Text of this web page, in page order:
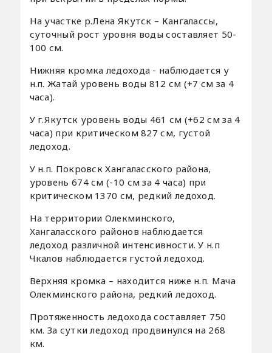
На участке р.Лена Якутск – Кангалассы,
суточный рост уровня воды составляет 50-
100 см.
Нижняя кромка ледохода - наблюдается у
н.п. Жатай уровень воды 812 см (+7 см за 4
часа).
У г.Якутск уровень воды 461 см (+62 см за 4
часа) при критическом 827 см, густой
ледоход.
У н.п. Покровск Хангаласского района,
уровень 674 см (-10 см за 4 часа) при
критическом 1370 см, редкий ледоход.
На территории Олекминского,
Хангаласского районов наблюдается
ледоход различной интенсивности. У н.п
Чкалов наблюдается густой ледоход.
Верхняя кромка – находится ниже н.п. Мача
Олекминского района, редкий ледоход.
Протяженность ледохода составляет 750
км. За сутки ледоход продвинулся на 268
км.